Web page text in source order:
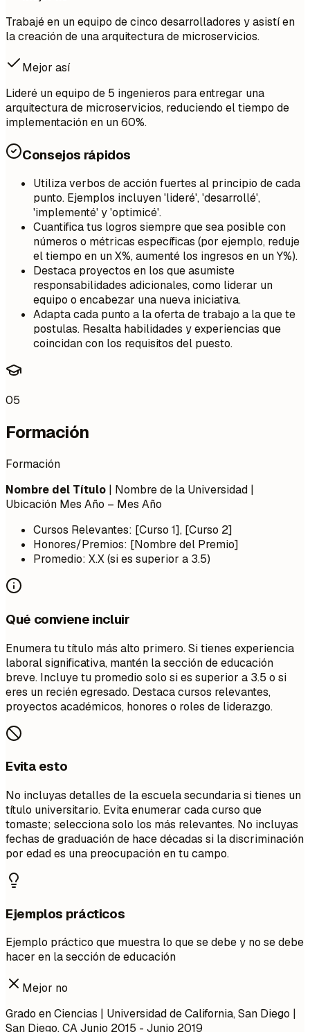
Trabajé en un equipo de cinco desarrolladores y asistí en
la creación de una arquitectura de microservicios.
Mejor así
Lideré un equipo de 5 ingenieros para entregar una
arquitectura de microservicios, reduciendo el tiempo de
implementación en un 60%.
Consejos rápidos
Utiliza verbos de acción fuertes al principio de cada
punto. Ejemplos incluyen 'lideré', 'desarrollé',
'implementé' y 'optimicé'.
Cuantifica tus logros siempre que sea posible con
números o métricas específicas (por ejemplo, reduje
el tiempo en un X%, aumenté los ingresos en un Y%).
Destaca proyectos en los que asumiste
responsabilidades adicionales, como liderar un
equipo o encabezar una nueva iniciativa.
Adapta cada punto a la oferta de trabajo a la que te
postulas. Resalta habilidades y experiencias que
coincidan con los requisitos del puesto.
05
Formación
Formación
Nombre del Título | Nombre de la Universidad |
Ubicación Mes Año – Mes Año
Cursos Relevantes: [Curso 1], [Curso 2]
Honores/Premios: [Nombre del Premio]
Promedio: X.X (si es superior a 3.5)
Qué conviene incluir
Enumera tu título más alto primero. Si tienes experiencia
laboral significativa, mantén la sección de educación
breve. Incluye tu promedio solo si es superior a 3.5 o si
eres un recién egresado. Destaca cursos relevantes,
proyectos académicos, honores o roles de liderazgo.
Evita esto
No incluyas detalles de la escuela secundaria si tienes un
título universitario. Evita enumerar cada curso que
tomaste; selecciona solo los más relevantes. No incluyas
fechas de graduación de hace décadas si la discriminación
por edad es una preocupación en tu campo.
Ejemplos prácticos
Ejemplo práctico que muestra lo que se debe y no se debe
hacer en la sección de educación
Mejor no
Grado en Ciencias | Universidad de California, San Diego |
San Diego, CAJunio 2015 - Junio 2019